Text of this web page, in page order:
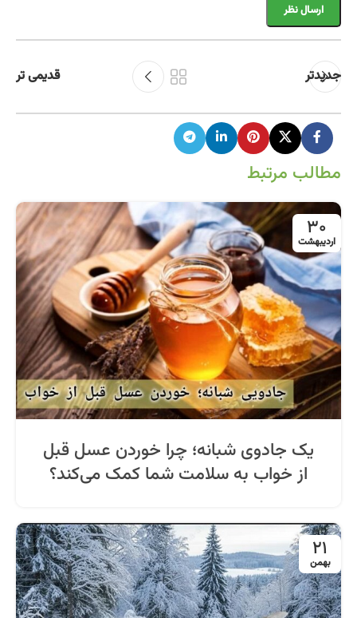
جدیدتر قدیمی تر
مطالب مرتبط
30
اردیبهشت
یک جادوی شبانه؛ چرا خوردن عسل قبل
از خواب به سلامت شما کمک می‌کند؟
21
بهمن